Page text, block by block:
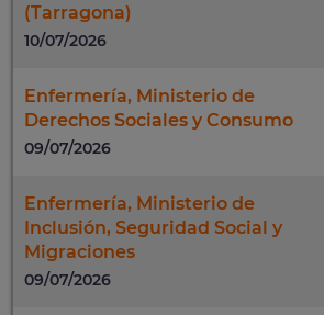
(Tarragona)
10/07/2026
Enfermería, Ministerio de
Derechos Sociales y Consumo
09/07/2026
Enfermería, Ministerio de
Inclusión, Seguridad Social y
Migraciones
09/07/2026